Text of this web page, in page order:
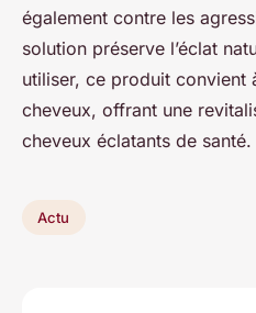
également contre les
solution préserve l’éclat
utiliser, ce produit convient
cheveux, offrant une
cheveux éclatants de santé.
Actu